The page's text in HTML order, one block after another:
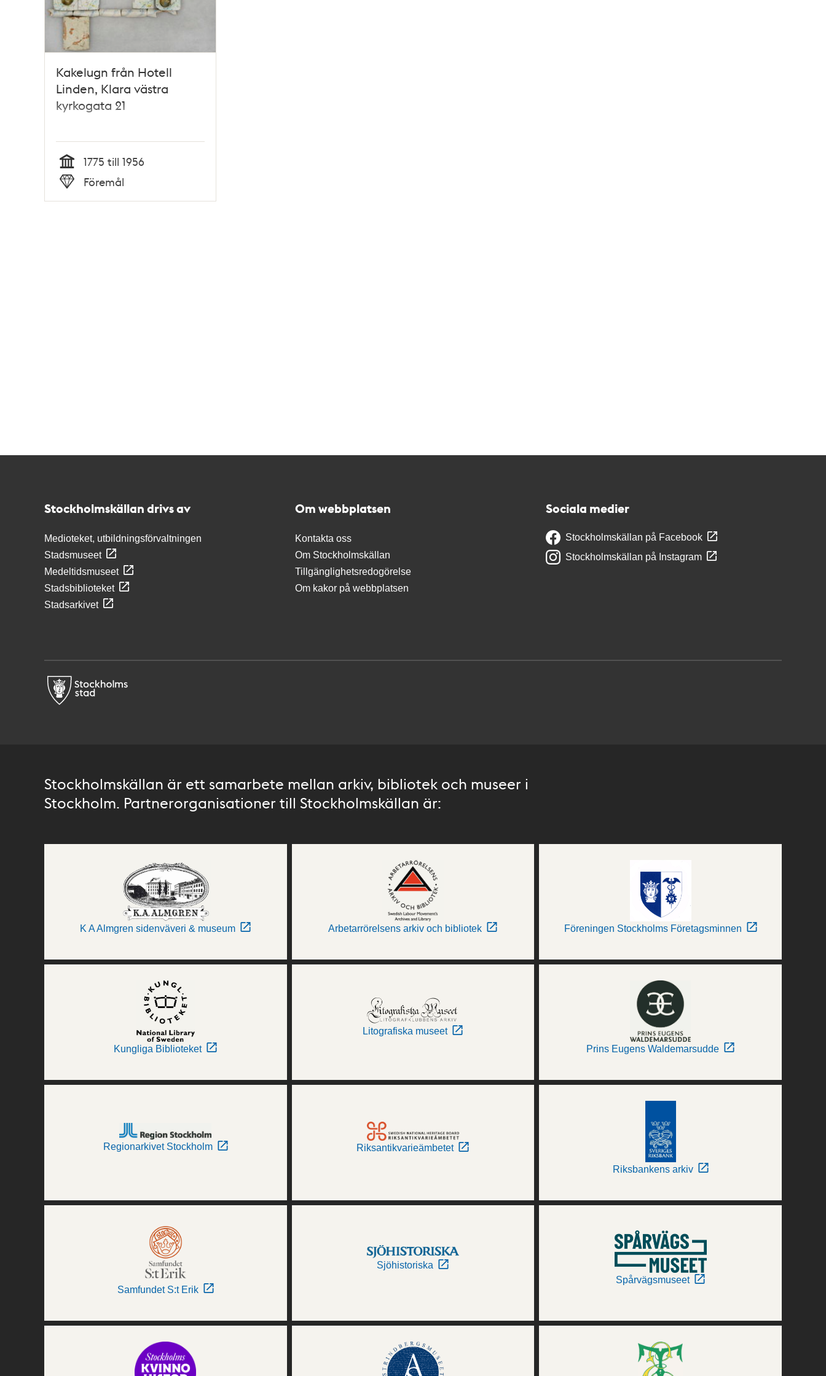
Kakelugn från Hotell
Linden, Klara västra
kyrkogata 21
Tid
1775 till 1956
Typ
Föremål
Stockholmskällan drivs av
Medioteket, utbildningsförvaltningen
Stadsmuseet
Medeltidsmuseet
Stadsbiblioteket
Stadsarkivet
Om webbplatsen
Kontakta oss
Om Stockholmskällan
Tillgänglighetsredogörelse
Om kakor på webbplatsen
Sociala medier
Stockholmskällan på Facebook
Stockholmskällan på Instagram
Stockholmskällan är ett samarbete mellan arkiv, bibliotek och museer i
Stockholm. Partnerorganisationer till Stockholmskällan är:
K A Almgren sidenväveri & museum Arbetarrörelsens arkiv och bibliotek Föreningen Stockholms Företagsminnen
Kungliga Biblioteket
Litografiska museet
Prins Eugens Waldemarsudde
Regionarkivet Stockholm Riksantikvarieämbetet
Riksbankens arkiv
Samfundet S:t Erik
Sjöhistoriska
Spårvägsmuseet